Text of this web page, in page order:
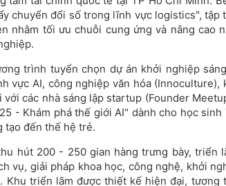
chuyển đổi số trong lĩnh vực logistics", tập
nhằm tối ưu chuỗi cung ứng và nâng cao
trình tuyển chọn dự án khởi nghiệp
vực AI, công nghiệp văn hóa (Innoculture),
với các nhà sáng lập startup (Founder
- Khám phá thế giới AI" dành cho học sinh
tạo đến thế hệ trẻ.
hút 200 - 250 gian hàng trưng bày, triển
vụ, giải pháp khoa học, công nghệ, khởi
Khu triển lãm được thiết kế hiện đại, tương